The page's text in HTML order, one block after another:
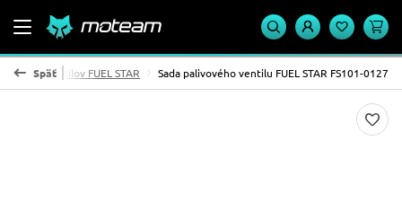
Späťventilov FUEL STAR Sada palivového ventilu FUEL STAR FS101-0127